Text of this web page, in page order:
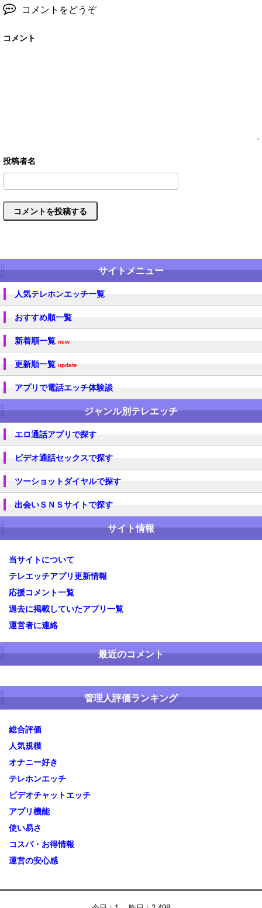
コメントをどうぞ
コメント
サイトメニュー
人気テレホンエッチ一覧
おすすめ順一覧
新着順一覧 new
更新順一覧 update
アプリで電話エッチ体験談
ジャンル別テレエッチ
エロ通話アプリで探す
ビデオ通話セックスで探す
ツーショットダイヤルで探す
出会いＳＮＳサイトで探す
サイト情報
当サイトについて
テレエッチアプリ更新情報
応援コメント一覧
過去に掲載していたアプリ一覧
運営者に連絡
最近のコメント
管理人評価ランキング
総合評価
人気規模
オナニー好き
テレホンエッチ
ビデオチャットエッチ
アプリ機能
使い易さ
コスパ・お得情報
運営の安心感